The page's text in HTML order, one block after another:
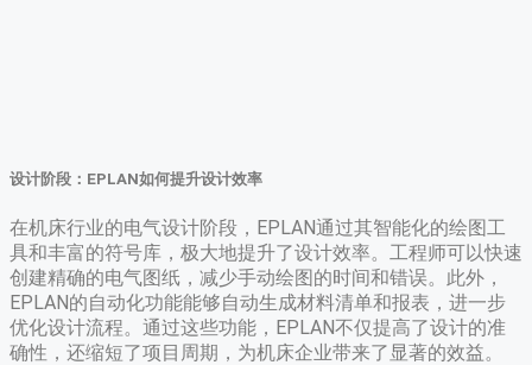
设计阶段：EPLAN如何提升设计效率
在机床行业的电气设计阶段，EPLAN通过其智能化的绘图工
具和丰富的符号库，极大地提升了设计效率。工程师可以快速
创建精确的电气图纸，减少手动绘图的时间和错误。此外，
EPLAN的自动化功能能够自动生成材料清单和报表，进一步
优化设计流程。通过这些功能，EPLAN不仅提高了设计的准
确性，还缩短了项目周期，为机床企业带来了显著的效益。